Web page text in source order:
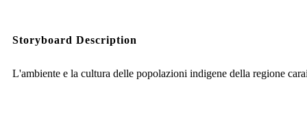
Storyboard Description
L'ambiente e la cultura delle popolazioni indigene della regione